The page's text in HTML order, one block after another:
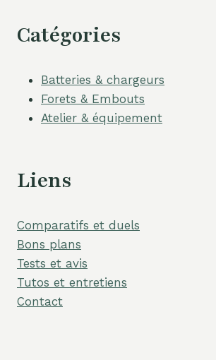
Catégories
Batteries & chargeurs
Forets & Embouts
Atelier & équipement
Liens
Comparatifs et duels
Bons plans
Tests et avis
Tutos et entretiens
Contact